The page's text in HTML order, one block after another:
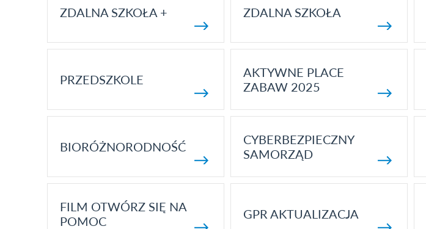
ZDALNA SZKOŁA + ZDALNA SZKOŁA
PRZEDSZKOLE
AKTYWNE PLACE
ZABAW 2025
BIORÓŻNORODNOŚĆ
CYBERBEZPIECZNY
SAMORZĄD
FILM OTWÓRZ SIĘ NA
POMOC
GPR AKTUALIZACJA